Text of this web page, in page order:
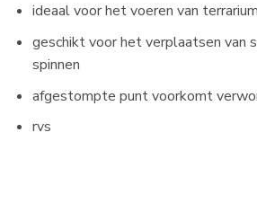
ideaal voor het voeren van
geschikt voor het verplaatsen van
spinnen
afgestompte punt voorkomt
rvs